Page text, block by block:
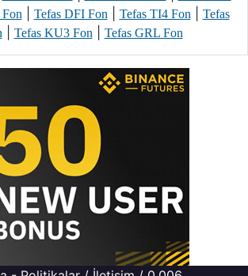
| Tefas DFI Fon| Tefas TI4 Fon|
Tefas
| Tefas KU3 Fon| Tefas GRL Fon